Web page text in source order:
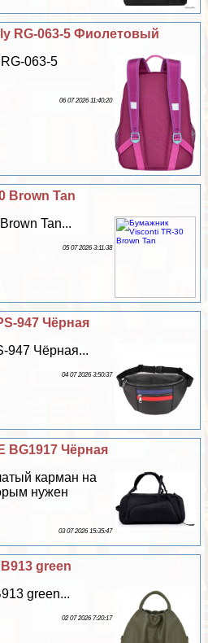
RG-063-5 Фиолетовый
063-5
06 07 2026 11:40:20
Brown Tan
Tan...
05 07 2026 3:11:38
947 Чёрная
947 Чёрная...
04 07 2026 3:50:37
BG1917 Чёрная
карман на
нужен
03 07 2026 15:35:47
green
green...
02 07 2026 7:20:17